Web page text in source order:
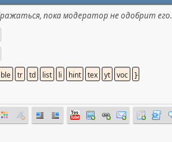
пока модератор не одобрит его.